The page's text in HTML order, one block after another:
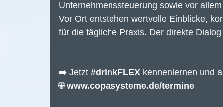
Unternehmenssteuerung sowie vor
Vor Ort entstehen wertvolle Einblicke,
für die tägliche Praxis. Der direkte
➡️ Jetzt #drinkFLEX kennenlernen und
🌐 www.copasysteme.de/termine